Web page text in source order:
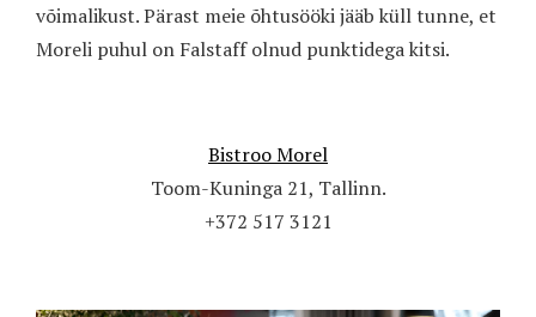
võimalikust. Pärast meie õhtusööki jääb küll tunne, et
Moreli puhul on Falstaff olnud punktidega kitsi.
Bistroo Morel
Toom-Kuninga 21, Tallinn.
+372 517 3121